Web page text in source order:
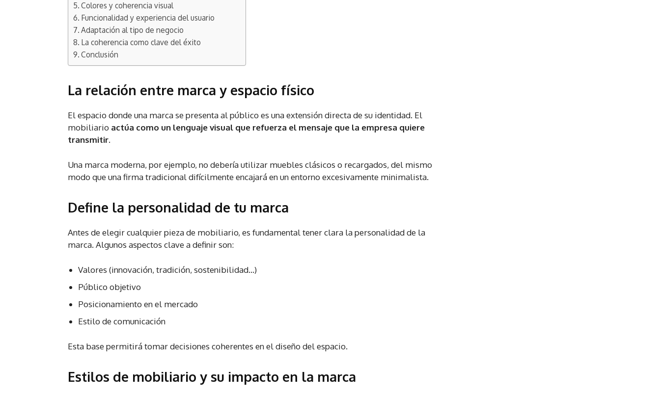
Colores y coherencia visual
Funcionalidad y experiencia del usuario
Adaptación al tipo de negocio
La coherencia como clave del éxito
Conclusión
La relación entre marca y espacio físico
El espacio donde una marca se presenta al público es una extensión directa de su identidad. El
mobiliario actúa como un lenguaje visual que refuerza el mensaje que la empresa quiere
transmitir.
Una marca moderna, por ejemplo, no debería utilizar muebles clásicos o recargados, del mismo
modo que una firma tradicional difícilmente encajará en un entorno excesivamente minimalista.
Define la personalidad de tu marca
Antes de elegir cualquier pieza de mobiliario, es fundamental tener clara la personalidad de la
marca. Algunos aspectos clave a definir son:
Valores (innovación, tradición, sostenibilidad…)
Público objetivo
Posicionamiento en el mercado
Estilo de comunicación
Esta base permitirá tomar decisiones coherentes en el diseño del espacio.
Estilos de mobiliario y su impacto en la marca